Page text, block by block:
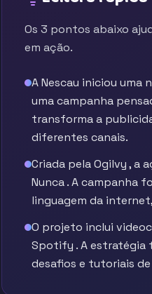
Os 3 pontos abaixo
em ação.
A Nescau iniciou uma
uma campanha
transforma a
diferentes canais.
Criada pela Ogilvy , a
Nunca . A campanha
linguagem da
O projeto inclui
Spotify . A estratégia
desafios e tutoriais